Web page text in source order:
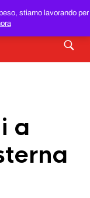
stiamo lavorando per
AL MIGLIOR
a